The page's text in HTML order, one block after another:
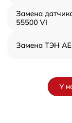
Замена
55500 VI
Замена ТЭН
У